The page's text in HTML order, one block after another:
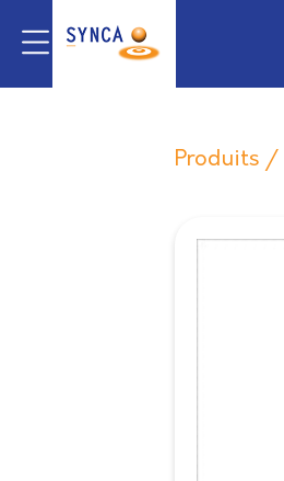
Produits /